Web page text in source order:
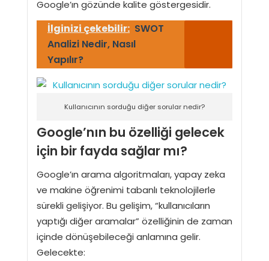
Google’ın gözünde kalite göstergesidir.
İlginizi çekebilir: SWOT
Analizi Nedir, Nasıl
Yapılır?
Kullanıcının sorduğu diğer sorular nedir?
Google’nın bu özelliği gelecek
için bir fayda sağlar mı?
Google’ın arama algoritmaları, yapay zeka
ve makine öğrenimi tabanlı teknolojilerle
sürekli gelişiyor. Bu gelişim, “kullanıcıların
yaptığı diğer aramalar” özelliğinin de zaman
içinde dönüşebileceği anlamına gelir.
Gelecekte: